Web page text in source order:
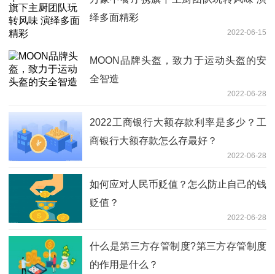
绎多面精彩
2022-06-15
MOON品牌头盔，致力于运动头盔的安
全智造
2022-06-28
2022工商银行大额存款利率是多少？工
商银行大额存款怎么存最好？
2022-06-28
如何应对人民币贬值？怎么防止自己的钱
贬值？
2022-06-28
什么是第三方存管制度?第三方存管制度
的作用是什么？